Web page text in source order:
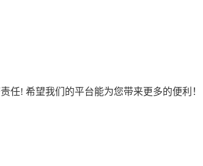
任! 希望我们的平台能为您带来更多的便利！